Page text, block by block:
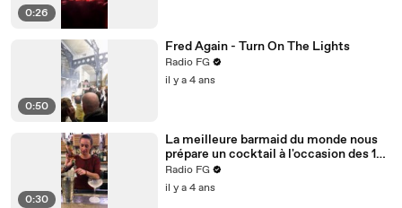
0:26
0:50
Fred Again - Turn On The Lights
Radio FG
il y a 4 ans
0:30
La meilleure barmaid du monde nous
prépare un cocktail à l'occasion des 10
ans du Paris Cocktail Festival
Radio FG
il y a 4 ans